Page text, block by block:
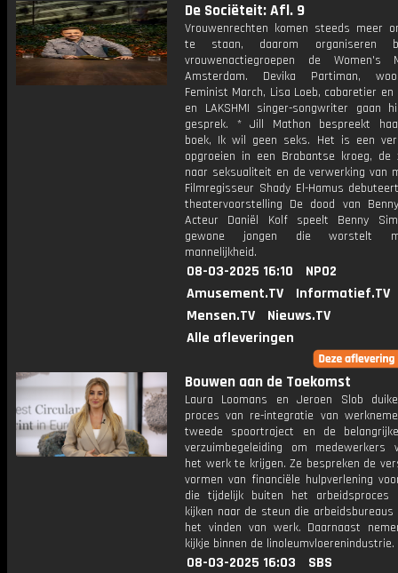
De Sociëteit: Afl. 9
Vrouwenrechten komen steeds meer
te staan, daarom organiseren
vrouwenactiegroepen de Women's
Amsterdam. Devika Partiman,
Feminist March, Lisa Loeb, cabaretier
en LAKSHMI singer-songwriter gaan
gesprek. * Jill Mathon bespreekt
boek, Ik wil geen seks. Het is een
opgroeien in een Brabantse kroeg, de
naar seksualiteit en de verwerking van
Filmregisseur Shady El-Hamus
theatervoorstelling De dood van
Acteur Daniël Kolf speelt Benny
gewone jongen die worstelt
mannelijkheid.
08-03-2025 16:10
NPO2
Amusement.TV
Informatief.TV
Mensen.TV
Nieuws.TV
Alle afleveringen
Bouwen aan de Toekomst
Laura Loomans en Jeroen Slob
proces van re-integratie van
tweede spoortraject en de
verzuimbegeleiding om medewerkers
het werk te krijgen. Ze bespreken de
vormen van financiële hulpverlening
die tijdelijk buiten het arbeidsproces
kijken naar de steun die arbeidsbureaus
het vinden van werk. Daarnaast
kijkje binnen de linoleumvloerenindustrie.
08-03-2025 16:03
SBS